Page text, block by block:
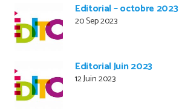
Editorial – octobre 2023
20 Sep 2023
Editorial Juin 2023
12 Juin 2023